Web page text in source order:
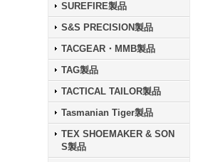
SUREFIRE製品
S&S PRECISION製品
TACGEAR・MMB製品
TAG製品
TACTICAL TAILOR製品
Tasmanian Tiger製品
TEX SHOEMAKER & SON
S製品